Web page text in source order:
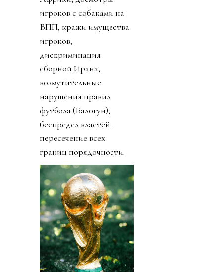
игроков с собаками на
ВПП, кражи имущества
игроков,
дискриминация
сборной Ирана,
возмутительные
нарушения правил
футбола (Балогун),
беспредел властей,
пересечение всех
границ порядочности.